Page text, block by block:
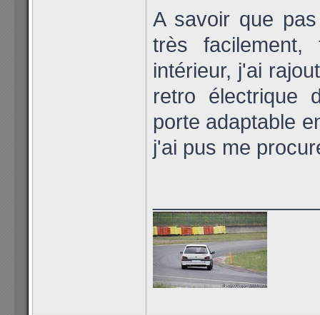
A savoir que
très
intérieur, j'ai
retro électrique
porte adaptable
j'ai pus me